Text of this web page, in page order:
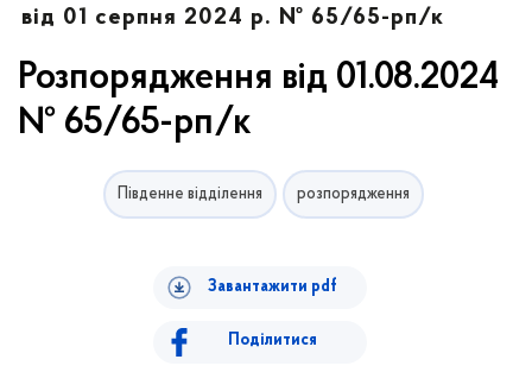
від 01 серпня 2024 р. № 65/65-рп/к
Розпорядження від 01.08.2024
№ 65/65-рп/к
Південне відділення розпорядження
Завантажити pdf
Поділитися